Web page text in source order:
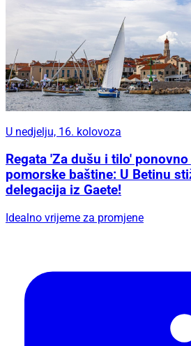
U nedjelju, 16. kolovoza
Regata 'Za dušu i tilo'
pomorske baštine: U Betinu
delegacija iz Gaete!
Idealno vrijeme za promjene